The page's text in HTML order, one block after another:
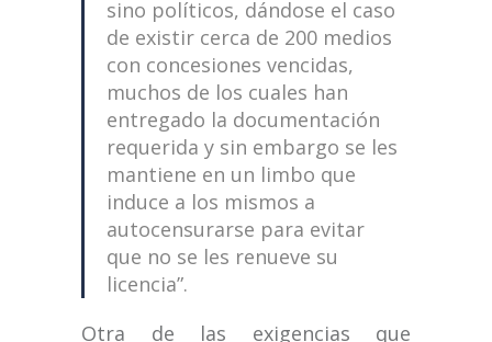
sino políticos, dándose el caso
de existir cerca de 200 medios
con concesiones vencidas,
muchos de los cuales han
entregado la documentación
requerida y sin embargo se les
mantiene en un limbo que
induce a los mismos a
autocensurarse para evitar
que no se les renueve su
licencia”.
Otra de las exigencias que